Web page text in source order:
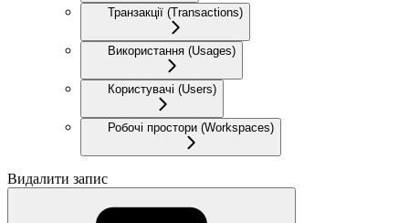
Транзакції (Transactions)
Використання (Usages)
Користувачі (Users)
Робочі простори (Workspaces)
Видалити запис